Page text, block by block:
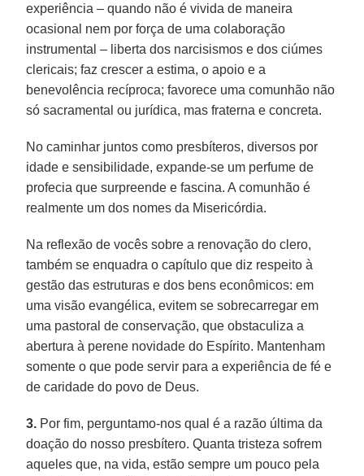
experiência – quando não é vivida de maneira
ocasional nem por força de uma colaboração
instrumental – liberta dos narcisismos e dos ciúmes
clericais; faz crescer a estima, o apoio e a
benevolência recíproca; favorece uma comunhão não
só sacramental ou jurídica, mas fraterna e concreta.
No caminhar juntos como presbíteros, diversos por
idade e sensibilidade, expande-se um perfume de
profecia que surpreende e fascina. A comunhão é
realmente um dos nomes da Misericórdia.
Na reflexão de vocês sobre a renovação do clero,
também se enquadra o capítulo que diz respeito à
gestão das estruturas e dos bens econômicos: em
uma visão evangélica, evitem se sobrecarregar em
uma pastoral de conservação, que obstaculiza a
abertura à perene novidade do Espírito. Mantenham
somente o que pode servir para a experiência de fé e
de caridade do povo de Deus.
3. Por fim, perguntamo-nos qual é a razão última da
doação do nosso presbítero. Quanta tristeza sofrem
aqueles que, na vida, estão sempre um pouco pela